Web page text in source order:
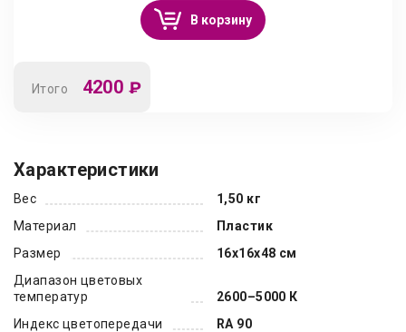
В корзину
Итого 4200 ₽
Характеристики
Вес
1,50 кг
Материал
Пластик
Размер
16x16x48 см
Диапазон цветовых
температур
2600–5000 К
Индекс цветопередачи
RA 90